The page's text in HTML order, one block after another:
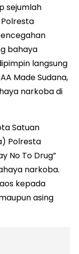
sejumlah
bahaya
langsung
Made Sudana,
narkoba di
Satuan
Polresta
No To Drug”
narkoba.
kepada
asing